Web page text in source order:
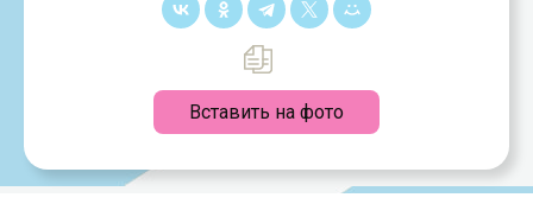
Вставить на фото